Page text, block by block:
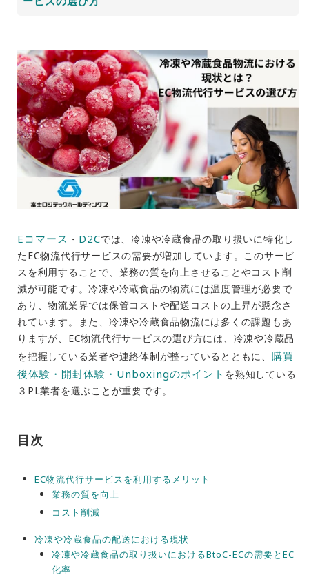
Eコマース ・ D2Cでは、冷凍や冷蔵食品の取り扱いに特化し
たEC物流代行サービスの需要が増加しています。このサービ
スを利用することで、業務の質を向上させることやコスト削
減が可能です。冷凍や冷蔵食品の物流には温度管理が必要で
あり、物流業界では保管コストや配送コストの上昇が懸念さ
れています。また、冷凍や冷蔵食品物流には多くの課題もあ
りますが、EC物流代行サービスの選び方には、冷凍や冷蔵品
を把握している業者や連絡体制が整っているとともに、 購買
後体験・開封体験・Unboxingのポイント を熟知している
３PL業者を選ぶことが重要です。
目次
EC物流代行サービスを利用するメリット
業務の質を向上
コスト削減
冷凍や冷蔵食品の配送における現状
冷凍や冷蔵食品の取り扱いにおけるBtoC-ECの需要とEC
化率